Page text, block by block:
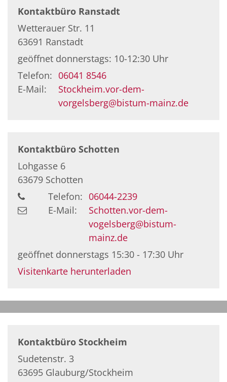
Kontaktbüro Ranstadt
Wetterauer Str. 11
63691 Ranstadt
geöffnet donnerstags: 10-12:30 Uhr
Telefon: 06041 8546
E-Mail:
Stockheim.vor-dem-
vorgelsberg@bistum-mainz.de
Kontaktbüro Schotten
Lohgasse 6
63679 Schotten
Telefon: 06044-2239
E-Mail:
Schotten.vor-dem-
vogelsberg@bistum-
mainz.de
geöffnet donnerstags 15:30 - 17:30 Uhr
Visitenkarte herunterladen
Kontaktbüro Stockheim
Sudetenstr. 3
63695 Glauburg/Stockheim